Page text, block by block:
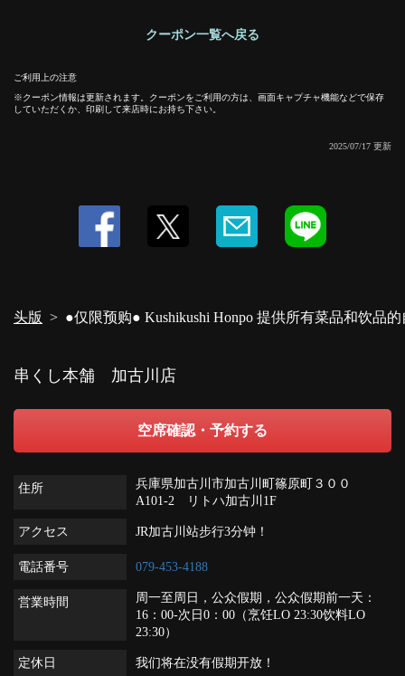
クーポン一覧へ戻る
ご利用上の注意
クーポン情報は更新されます。クーポンをご利用の方は、画面キャプチャ機能などで保存
していただくか、印刷して来店時にお持ち下さい。
2025/07/17 更新
头版 ●仅限预购● Kushikushi Honpo 提供所有菜品和饮品
餐。 5,000日元⇒4,500日元 | 串くし本舗 加古川店
兵庫県加古川市加古川町篠原町３００ A101-2 リトハ加古川1F
串くし本舗 加古川店
空席確認・予約する
住所
兵庫県加古川市加古川町篠原町３００
A101-2 リトハ加古川1F
アクセス JR加古川站步行3分钟！
電話番号 079-453-4188
営業時間
周一至周日，公众假期，公众假期前一天：
16：00-次日0：00（烹饪LO 23:30饮料LO
23:30）
定休日 我们将在没有假期开放！